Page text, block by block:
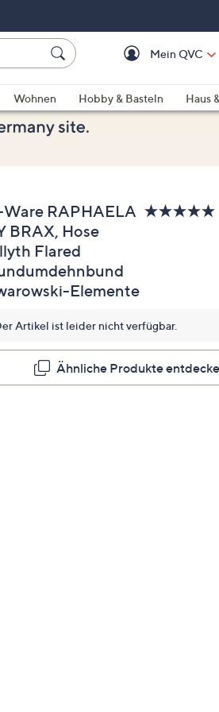
Mein QVC
Wohnen Hobby & Basteln
Haus
Ware RAPHAELA
BRAX, Hose
Flared
Elemente
Artikel ist leider nicht verfügbar.
Ähnliche Produkte